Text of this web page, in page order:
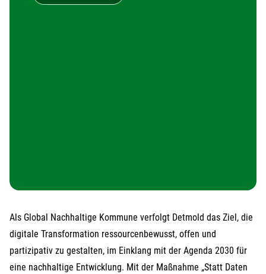
Als Global Nachhaltige Kommune verfolgt Detmold das Ziel, die
digitale Transformation ressourcenbewusst, offen und
partizipativ zu gestalten, im Einklang mit der Agenda 2030 für
eine nachhaltige Entwicklung. Mit der Maßnahme „Statt Daten